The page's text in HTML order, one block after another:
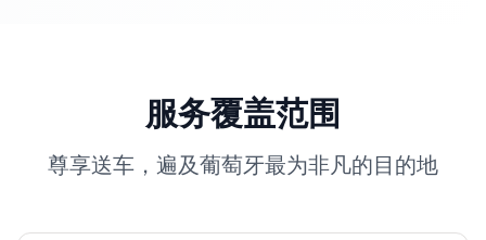
服务覆盖范围
尊享送车，遍及葡萄牙最为非凡的目的地